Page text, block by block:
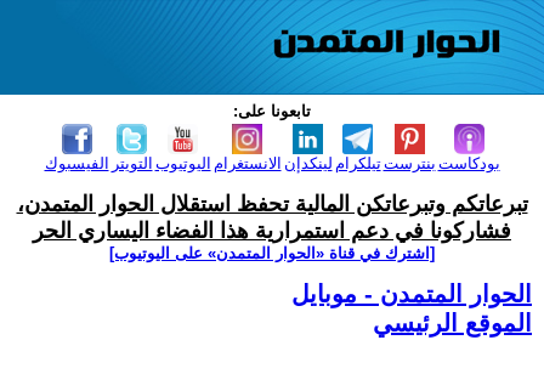
تابعونا على:
الفيسبوك التويتر اليوتيوب الانستغرام لينكدإن تيلكرامبنترست بودكاست
تبرعاتكم وتبرعاتكن المالية تحفظ استقلال الحوار المتمدن،
فشاركونا في دعم استمرارية هذا الفضاء اليساري الحر
[اشترك في قناة ‫«الحوار المتمدن» على اليوتيوب]
الحوار المتمدن - موبايل
الموقع الرئيسي